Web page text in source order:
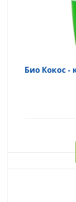
Био Кокос -